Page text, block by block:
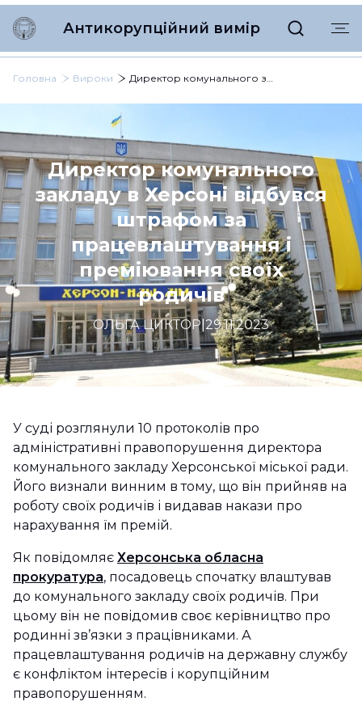
Антикорупційний вимір
Головна Вироки Директор комунального закладу в Херсоні відбувся штрафом за працевлаштування і преміювання своїх родичів
Директор комунального
закладу в Херсоні відбувся
штрафом за
працевлаштування і
преміювання своїх
родичів
ОЛЬГА ЦИКТОР|29.11.2023
У суді розглянули 10 протоколів про
адміністративні правопорушення директора
комунального закладу Херсонської міської ради.
Його визнали винним в тому, що він прийняв на
роботу своїх родичів і видавав накази про
нарахування їм премій.
Як повідомляє Херсонська обласна
прокуратура, посадовець спочатку влаштував
до комунального закладу своїх родичів. При
цьому він не повідомив своє керівництво про
родинні зв’язки з працівниками. А
працевлаштування родичів на державну службу
є конфліктом інтересів і корупційним
правопорушенням.